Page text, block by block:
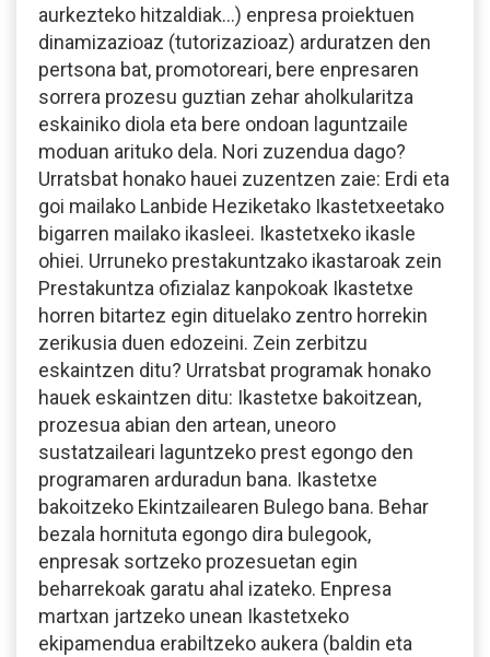
aurkezteko hitzaldiak…) enpresa proiektuen
dinamizazioaz (tutorizazioaz) arduratzen den
pertsona bat, promotoreari, bere enpresaren
sorrera prozesu guztian zehar aholkularitza
eskainiko diola eta bere ondoan laguntzaile
moduan arituko dela. Nori zuzendua dago?
Urratsbat honako hauei zuzentzen zaie: Erdi eta
goi mailako Lanbide Heziketako Ikastetxeetako
bigarren mailako ikasleei. Ikastetxeko ikasle
ohiei. Urruneko prestakuntzako ikastaroak zein
Prestakuntza ofizialaz kanpokoak Ikastetxe
horren bitartez egin dituelako zentro horrekin
zerikusia duen edozeini. Zein zerbitzu
eskaintzen ditu? Urratsbat programak honako
hauek eskaintzen ditu: Ikastetxe bakoitzean,
prozesua abian den artean, uneoro
sustatzaileari laguntzeko prest egongo den
programaren arduradun bana. Ikastetxe
bakoitzeko Ekintzailearen Bulego bana. Behar
bezala hornituta egongo dira bulegook,
enpresak sortzeko prozesuetan egin
beharrekoak garatu ahal izateko. Enpresa
martxan jartzeko unean Ikastetxeko
ekipamendua erabiltzeko aukera (baldin eta